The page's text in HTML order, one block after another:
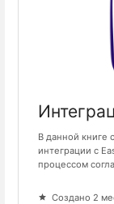
В данной книге
интеграции с
процессом
Создано 2